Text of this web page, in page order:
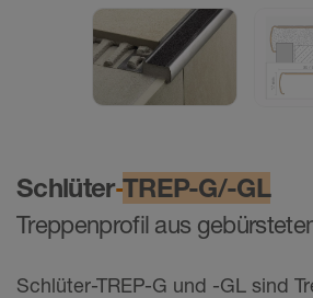
Schlüter-TREP-G/-GL
Treppenprofil aus
Schlüter-TREP-G und -GL sind